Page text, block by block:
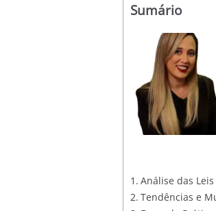
Sumário
Análise das
Tendências e